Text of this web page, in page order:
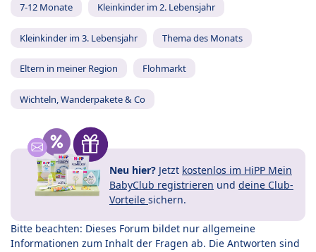
7-12 Monate Kleinkinder im 2. Lebensjahr
Kleinkinder im 3. Lebensjahr Thema des Monats
Eltern in meiner Region Flohmarkt
Wichteln, Wanderpakete & Co
Neu hier? Jetzt kostenlos im HiPP Mein
BabyClub registrieren und deine Club-
Vorteile sichern.
Bitte beachten: Dieses Forum bildet nur allgemeine
Informationen zum Inhalt der Fragen ab. Die Antworten sind